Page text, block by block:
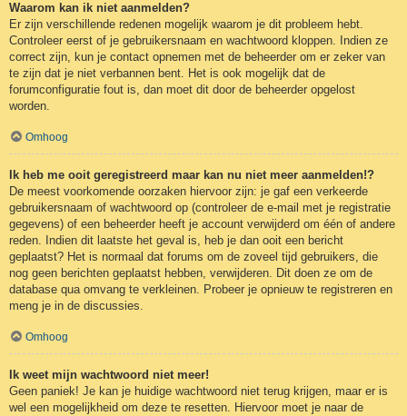
Waarom kan ik niet aanmelden?
Er zijn verschillende redenen mogelijk waarom je dit probleem hebt.
Controleer eerst of je gebruikersnaam en wachtwoord kloppen. Indien ze
correct zijn, kun je contact opnemen met de beheerder om er zeker van
te zijn dat je niet verbannen bent. Het is ook mogelijk dat de
forumconfiguratie fout is, dan moet dit door de beheerder opgelost
worden.
Omhoog
Ik heb me ooit geregistreerd maar kan nu niet meer aanmelden!?
De meest voorkomende oorzaken hiervoor zijn: je gaf een verkeerde
gebruikersnaam of wachtwoord op (controleer de e-mail met je registratie
gegevens) of een beheerder heeft je account verwijderd om één of andere
reden. Indien dit laatste het geval is, heb je dan ooit een bericht
geplaatst? Het is normaal dat forums om de zoveel tijd gebruikers, die
nog geen berichten geplaatst hebben, verwijderen. Dit doen ze om de
database qua omvang te verkleinen. Probeer je opnieuw te registreren en
meng je in de discussies.
Omhoog
Ik weet mijn wachtwoord niet meer!
Geen paniek! Je kan je huidige wachtwoord niet terug krijgen, maar er is
wel een mogelijkheid om deze te resetten. Hiervoor moet je naar de